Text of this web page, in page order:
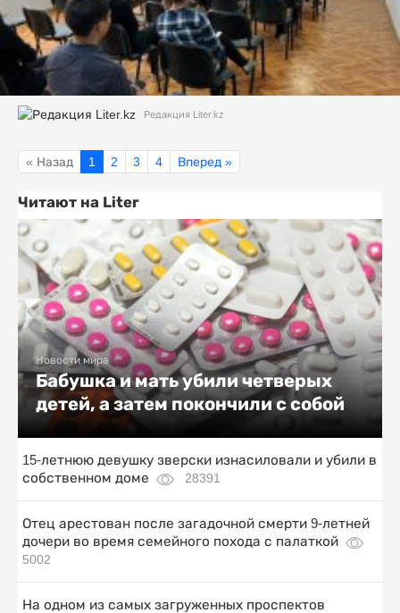
Редакция Liter.kz
« Назад 1 2 3 4 Вперед »
Читают на Liter
Новости мира
Бабушка и мать убили четверых
детей, а затем покончили с собой
15-летнюю девушку зверски изнасиловали и убили в
собственном доме
28391
Отец арестован после загадочной смерти 9-летней
дочери во время семейного похода с палаткой
5002
На одном из самых загруженных проспектов